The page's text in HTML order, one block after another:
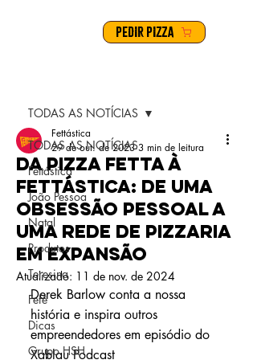
PEDIR PIZZA
TODAS AS NOTÍCIAS
Fettástica
João Pessoa
Natal
Produtos
Teresina
Fefê
Dicas
Grupo HSH
TODAS AS NOTÍCIAS
Da Pizza Fetta à
Fettástica: De uma
obsessão pessoal a
uma rede de pizzaria
em expansão
Fettástica
29 de out. de 2023 3 min de leitura
Atualizado: 11 de nov. de 2024
Derek Barlow conta a nossa
história e inspira outros
empreendedores em episódio do
Xablau Podcast